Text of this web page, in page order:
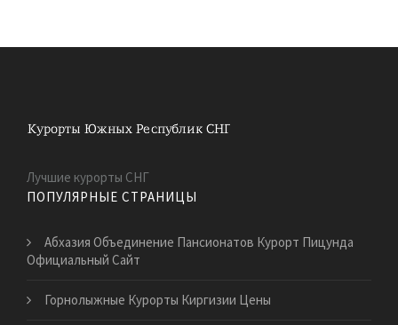
Лучшие курорты СНГ
ПОПУЛЯРНЫЕ СТРАНИЦЫ
Абхазия Объединение Пансионатов Курорт Пицунда
Официальный Сайт
Горнолыжные Курорты Киргизии Цены